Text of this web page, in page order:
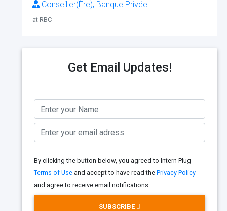
Conseiller(Ère), Banque Privée
at RBC
Get Email Updates!
By clicking the button below, you agreed to Intern Plug
Terms of Use and accept to have read the Privacy Policy
and agree to receive email notifications.
SUBSCRIBE